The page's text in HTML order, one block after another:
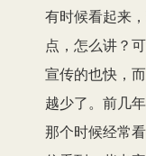
有时候看起来
点，怎么讲？
宣传的也快，
越少了。前几
那个时候经常